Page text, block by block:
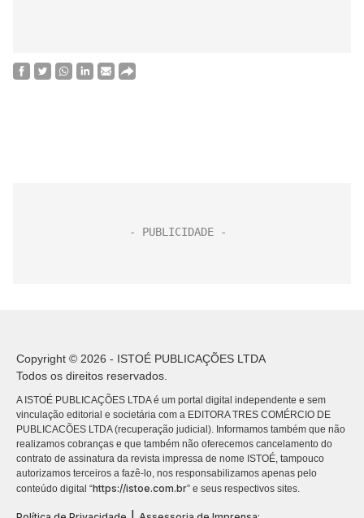
Copyright © 2026 - ISTOÉ PUBLICAÇÕES LTDA
Todos os direitos reservados.
A ISTOÉ PUBLICAÇÕES LTDA é um portal digital independente e sem
vinculação editorial e societária com a EDITORA TRES COMÉRCIO DE
PUBLICACÕES LTDA (recuperação judicial). Informamos também que não
realizamos cobranças e que também não oferecemos cancelamento do
contrato de assinatura da revista impressa de nome ISTOÉ, tampouco
autorizamos terceiros a fazê-lo, nos responsabilizamos apenas pelo
conteúdo digital “https://istoe.com.br” e seus respectivos sites.